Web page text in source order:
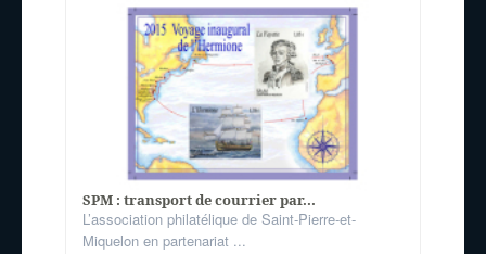
SPM : transport de courrier par...
L’association philatélique de Saint-Pierre-et-
Miquelon en partenariat ...